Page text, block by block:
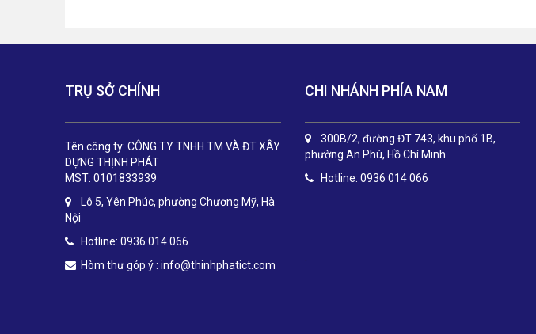
TRỤ SỞ CHÍNH
Tên công ty: CÔNG TY TNHH TM VÀ ĐT XÂY
DỰNG THỊNH PHÁT
MST: 0101833939
Lô 5, Yên Phúc, phường Chương Mỹ, Hà
Nội
Hotline: 0936 014 066
Hòm thư góp ý : info@thinhphatict.com
CHI NHÁNH PHÍA NAM
300B/2, đường ĐT 743, khu phố 1B,
phường An Phú, Hồ Chí Minh
Hotline: 0936 014 066